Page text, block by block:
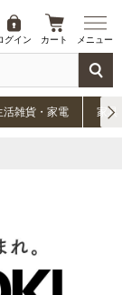
グイン カート メニュー
活雑貨・家電 家具